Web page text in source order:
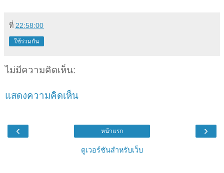
ที่ 22:58:00
ใช้ร่วมกัน
ไม่มีความคิดเห็น:
แสดงความคิดเห็น
‹ ›
หน้าแรก
ดูเวอร์ชันสำหรับเว็บ